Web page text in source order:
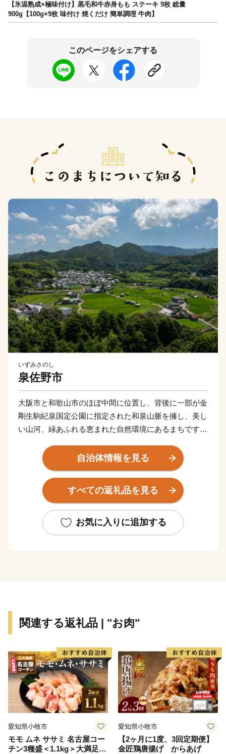
【氷温熟成×極味付け】黒毛和牛赤身もも ステーキ 9枚 総量
900g【100g×9枚 味付け 焼くだけ 簡単調理 牛肉】
このページをシェアする
いずみさのし
泉佐野市
大阪市と和歌山市のほぼ中間に位置し、背後に一部が金
剛生駒紀泉国定公園に指定された和泉山脈を擁し、美し
い山河、緑あふれる恵まれた自然環境にあるまちです。
たが、関西国際空港の開港などに伴う人口の増加ととも
に、商業・サービス業が盛んになっています。
関空によるインパクトを最大限に活用し、世界と日本を
結ぶ玄関都市として、21世紀にふさわしい国際都市をめ
自治体情報を見る
すべての返礼品を見る
お気に入りに追加する
関連する返礼品 | "お肉"
愛知県小牧市
モモ ムネ ササミ 名古屋コー
チン3種盛＜1.1kg＞大満足セ
愛知県小牧市
【2ヶ月に1度、3回定期便】
金匠鶏唐揚げ からあげ